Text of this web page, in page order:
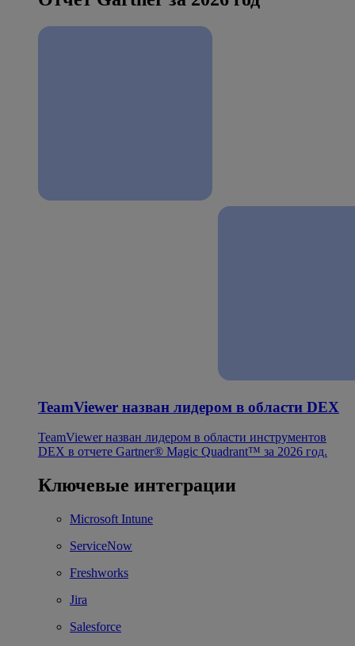
TeamViewer назван лидером в области DEX
TeamViewer назван лидером в области инструментов
DEX в отчете Gartner® Magic Quadrant™ за 2026 год.
Ключевые интеграции
Microsoft Intune
ServiceNow
Freshworks
Jira
Salesforce